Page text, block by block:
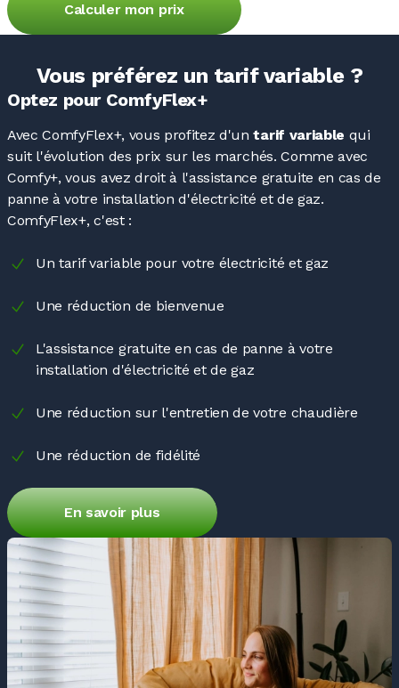
Calculer mon prix
Vous préférez un tarif variable ?
Optez pour ComfyFlex+
Avec ComfyFlex+, vous profitez d'untarif variable qui
suit l'évolution des prix sur les marchés. Comme avec
Comfy+, vous avez droit à l'assistance gratuite en cas de
panne à votre installation d'électricité et de gaz.
ComfyFlex+,c'est :
Un tarif variable pour votre électricité et gaz
Une réduction de bienvenue
L'assistance gratuite en cas de panne à votre
installation d'électricité et de gaz
Une réduction sur l'entretien de votre chaudière
Une réduction de fidélité
En savoir plus